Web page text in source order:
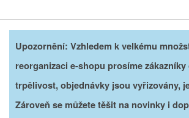
Upozornění: Vzhledem k velkému
reorganizaci e-shopu prosíme
trpělivost, objednávky jsou vyřizovány,
Zároveň se můžete těšit na novinky i